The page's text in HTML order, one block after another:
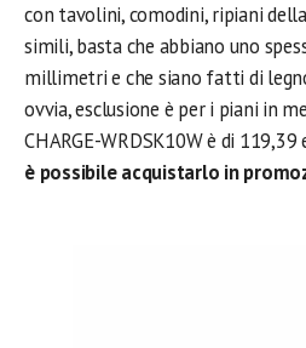
con tavolini, comodini, ripiani
simili, basta che abbiano uno
millimetri e che siano fatti di
ovvia, esclusione è per i piani in
CHARGE-WRDSK10W è di 119,39
è possibile acquistarlo in